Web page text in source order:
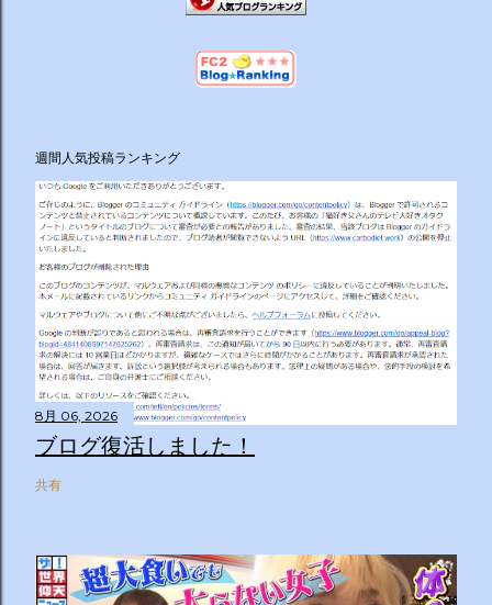
週間人気投稿ランキング
8月 06, 2026
ブログ復活しました！
共有